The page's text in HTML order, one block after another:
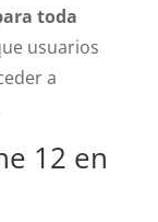
toda
usuarios
a
12 en